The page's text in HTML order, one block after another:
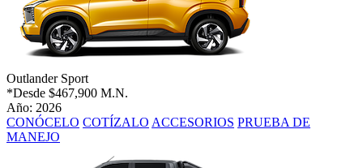
Outlander Sport
*Desde $467,900 M.N.
Año: 2026
CONÓCELO COTÍZALO ACCESORIOS PRUEBA DE
MANEJO